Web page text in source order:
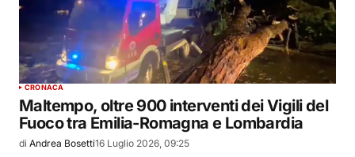
CRONACA
Maltempo, oltre 900 interventi dei Vigili del
Fuoco tra Emilia-Romagna e Lombardia
di Andrea Bosetti16 Luglio 2026, 09:25